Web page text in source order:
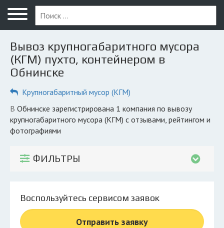
Меню
Главная
Вопрос юристу
Обнинск
ПОЛЬЗОВАТЕЛЯМ
Компании
Экоблог
Личный кабинет
Вывоз крупногабаритного мусора
(КГМ) пухто, контейнером в
Обнинске
Крупногабаритный мусор (КГМ)
в Обнинске зарегистрирована 1 компания по вывозу
крупногабаритного мусора (КГМ) с отзывами, рейтингом и
фотографиями
ФИЛЬТРЫ
Воспользуйтесь сервисом заявок
Отправить заявку